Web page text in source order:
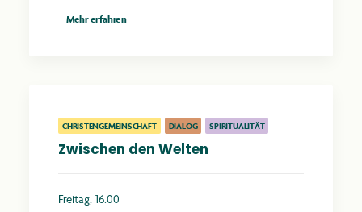
Mehr erfahren
CHRISTENGEMEINSCHAFT DIALOG SPIRITUALITÄT
Zwischen den Welten
Freitag, 16.00